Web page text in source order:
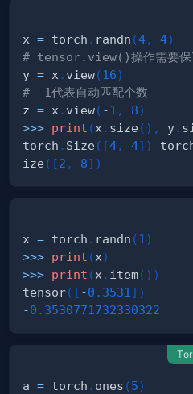
x = torch . randn (4, 4)
# tensor.view()操作需要保
y = x . view(16)
# -1代表自动匹配个数
z = x . view( -1 , 8)
>>> print (x . size ( ) , y.
torch . Size ( [4, 4] )
ize ( [2 , 8] )
x = torch . randn (1 )
>>> print (x)
>>> print (x . item( ) )
tensor( [ -0.3531 ] )
-0.3530771732330322
a = torch . ones (5)